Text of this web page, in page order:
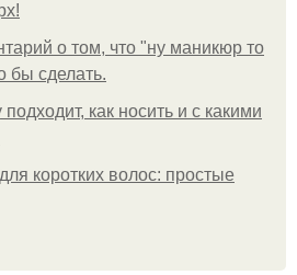
о том, что "ну маникюр то
бы сделать.
как носить и с какими
коротких волос: простые